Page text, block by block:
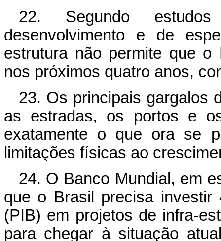
22. Segundo
desenvolvimento e de
estrutura não permite que
nos próximos quatro anos,
23. Os principais gargalos
as estradas, os portos e
exatamente o que ora se
limitações físicas ao
24. O Banco Mundial, em
que o Brasil precisa investir
(PIB) em projetos de infra-
para chegar à situação